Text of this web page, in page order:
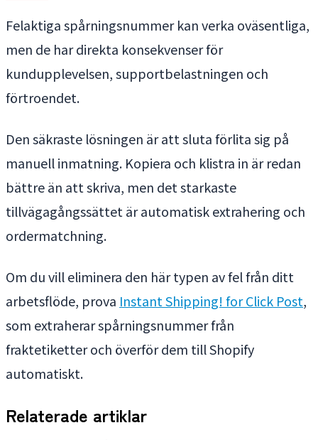
Felaktiga spårningsnummer kan verka oväsentliga,
men de har direkta konsekvenser för
kundupplevelsen, supportbelastningen och
förtroendet.
Den säkraste lösningen är att sluta förlita sig på
manuell inmatning. Kopiera och klistra in är redan
bättre än att skriva, men det starkaste
tillvägagångssättet är automatisk extrahering och
ordermatchning.
Om du vill eliminera den här typen av fel från ditt
arbetsflöde, prova Instant Shipping! for Click Post,
som extraherar spårningsnummer från
fraktetiketter och överför dem till Shopify
automatiskt.
Relaterade artiklar